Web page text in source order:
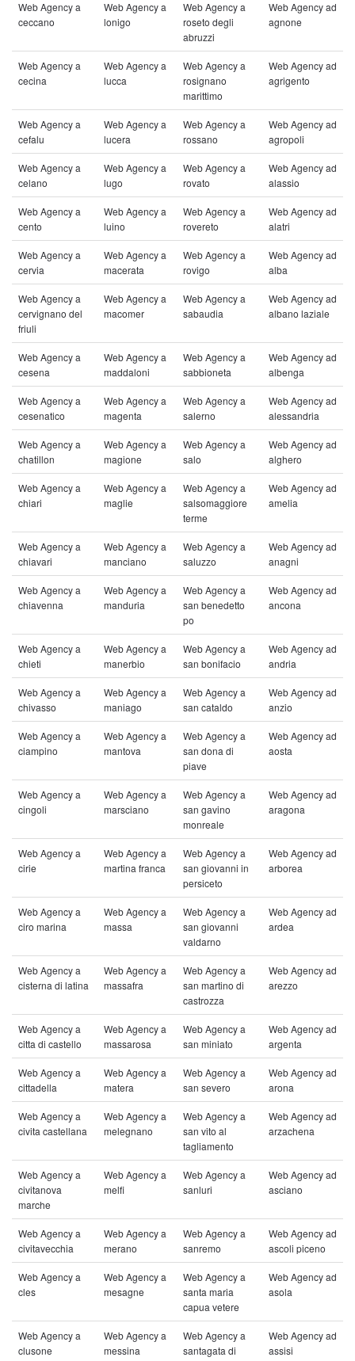
Web Agency a
ceccano
Web Agency a
lonigo
Web Agency a
roseto degli
abruzzi
Web Agency ad
agnone
Web Agency a
cecina
Web Agency a
lucca
Web Agency a
rosignano
marittimo
Web Agency ad
agrigento
Web Agency a
cefalu
Web Agency a
lucera
Web Agency a
rossano
Web Agency ad
agropoli
Web Agency a
celano
Web Agency a
lugo
Web Agency a
rovato
Web Agency ad
alassio
Web Agency a
cento
Web Agency a
luino
Web Agency a
rovereto
Web Agency ad
alatri
Web Agency a
cervia
Web Agency a
macerata
Web Agency a
rovigo
Web Agency ad
alba
Web Agency a
cervignano del
friuli
Web Agency a
macomer
Web Agency a
sabaudia
Web Agency ad
albano laziale
Web Agency a
cesena
Web Agency a
maddaloni
Web Agency a
sabbioneta
Web Agency ad
albenga
Web Agency a
cesenatico
Web Agency a
magenta
Web Agency a
salerno
Web Agency ad
alessandria
Web Agency a
chatillon
Web Agency a
magione
Web Agency a
salo
Web Agency ad
alghero
Web Agency a
chiari
Web Agency a
maglie
Web Agency a
salsomaggiore
terme
Web Agency ad
amelia
Web Agency a
chiavari
Web Agency a
manciano
Web Agency a
saluzzo
Web Agency ad
anagni
Web Agency a
chiavenna
Web Agency a
manduria
Web Agency a
san benedetto
po
Web Agency ad
ancona
Web Agency a
chieti
Web Agency a
manerbio
Web Agency a
san bonifacio
Web Agency ad
andria
Web Agency a
chivasso
Web Agency a
maniago
Web Agency a
san cataldo
Web Agency ad
anzio
Web Agency a
ciampino
Web Agency a
mantova
Web Agency a
san dona di
piave
Web Agency ad
aosta
Web Agency a
cingoli
Web Agency a
marsciano
Web Agency a
san gavino
monreale
Web Agency ad
aragona
Web Agency a
cirie
Web Agency a
martina franca
Web Agency a
san giovanni in
persiceto
Web Agency ad
arborea
Web Agency a
ciro marina
Web Agency a
massa
Web Agency a
san giovanni
valdarno
Web Agency ad
ardea
Web Agency a
cisterna di latina
Web Agency a
massafra
Web Agency a
san martino di
castrozza
Web Agency ad
arezzo
Web Agency a
citta di castello
Web Agency a
massarosa
Web Agency a
san miniato
Web Agency ad
argenta
Web Agency a
cittadella
Web Agency a
matera
Web Agency a
san severo
Web Agency ad
arona
Web Agency a
civita castellana
Web Agency a
melegnano
Web Agency a
san vito al
tagliamento
Web Agency ad
arzachena
Web Agency a
civitanova
marche
Web Agency a
melfi
Web Agency a
sanluri
Web Agency ad
asciano
Web Agency a
civitavecchia
Web Agency a
merano
Web Agency a
sanremo
Web Agency ad
ascoli piceno
Web Agency a
cles
Web Agency a
mesagne
Web Agency a
santa maria
capua vetere
Web Agency ad
asola
Web Agency a
clusone
Web Agency a
messina
Web Agency a
santagata di
Web Agency ad
assisi